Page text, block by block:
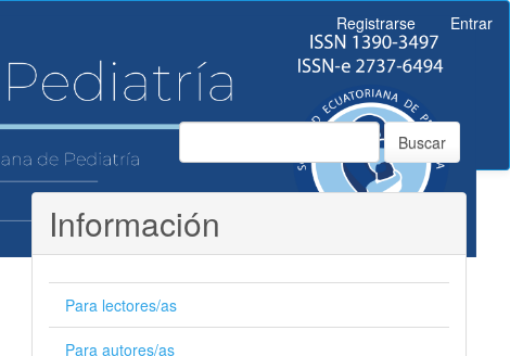
Registrarse Entrar
Buscar
Información
Para lectores/as
Para autores/as